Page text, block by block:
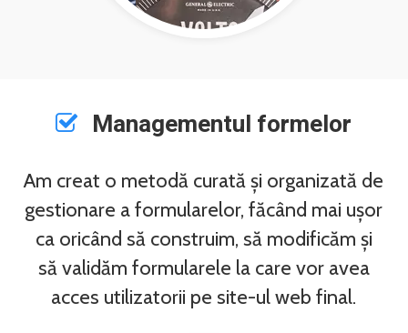
Managementul formelor
Am creat o metodă curată și organizată de
gestionare a formularelor, făcând mai ușor
ca oricând să construim, să modificăm și
să validăm formularele la care vor avea
acces utilizatorii pe site-ul web final.